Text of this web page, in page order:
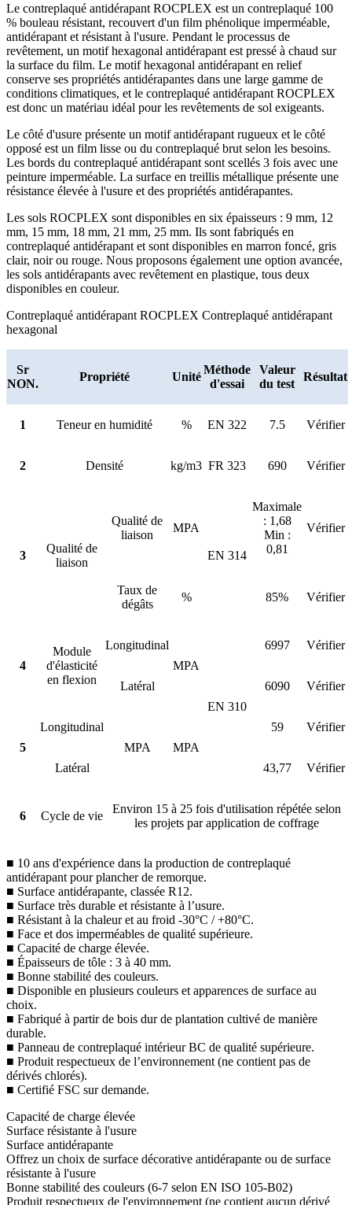
Le contreplaqué antidérapant ROCPLEX est un contreplaqué 100
% bouleau résistant, recouvert d'un film phénolique imperméable,
antidérapant et résistant à l'usure. Pendant le processus de
revêtement, un motif hexagonal antidérapant est pressé à chaud sur
la surface du film. Le motif hexagonal antidérapant en relief
conserve ses propriétés antidérapantes dans une large gamme de
conditions climatiques, et le contreplaqué antidérapant ROCPLEX
est donc un matériau idéal pour les revêtements de sol exigeants.
Le côté d'usure présente un motif antidérapant rugueux et le côté
opposé est un film lisse ou du contreplaqué brut selon les besoins.
Les bords du contreplaqué antidérapant sont scellés 3 fois avec une
peinture imperméable. La surface en treillis métallique présente une
résistance élevée à l'usure et des propriétés antidérapantes.
Les sols ROCPLEX sont disponibles en six épaisseurs : 9 mm, 12
mm, 15 mm, 18 mm, 21 mm, 25 mm. Ils sont fabriqués en
contreplaqué antidérapant et sont disponibles en marron foncé, gris
clair, noir ou rouge. Nous proposons également une option avancée,
les sols antidérapants avec revêtement en plastique, tous deux
disponibles en couleur.
Contreplaqué antidérapant ROCPLEX Contreplaqué antidérapant
hexagonal
Sr
NON.
Propriété Unité
Méthode
d'essai
Valeur
du test
Résultat
1 Teneur en humidité % EN 322 7.5 Vérifier
2 Densité kg/m3 FR 323 690 Vérifier
3
Qualité de
liaison
Qualité de
liaison
MPA
EN 314
Maximale
: 1,68
Min :
0,81
Vérifier
Taux de
dégâts
% 85% Vérifier
4
Module
d'élasticité
en flexion
Longitudinal
MPA
EN 310
6997 Vérifier
Latéral 6090 Vérifier
5
Longitudinal
MPA
MPA
59 Vérifier
Latéral 43,77 Vérifier
6 Cycle de vie
Environ 15 à 25 fois d'utilisation répétée selon
les projets par application de coffrage
■ 10 ans d'expérience dans la production de contreplaqué
antidérapant pour plancher de remorque.
■ Surface antidérapante, classée R12.
■ Surface très durable et résistante à l’usure.
■ Résistant à la chaleur et au froid -30°C / +80°C.
■ Face et dos imperméables de qualité supérieure.
■ Capacité de charge élevée.
■ Épaisseurs de tôle : 3 à 40 mm.
■ Bonne stabilité des couleurs.
■ Disponible en plusieurs couleurs et apparences de surface au
choix.
■ Fabriqué à partir de bois dur de plantation cultivé de manière
durable.
■ Panneau de contreplaqué intérieur BC de qualité supérieure.
■ Produit respectueux de l’environnement (ne contient pas de
dérivés chlorés).
■ Certifié FSC sur demande.
Capacité de charge élevée
Surface résistante à l'usure
Surface antidérapante
Offrez un choix de surface décorative antidérapante ou de surface
résistante à l'usure
Bonne stabilité des couleurs (6-7 selon EN ISO 105-B02)
Produit respectueux de l'environnement (ne contient aucun dérivé